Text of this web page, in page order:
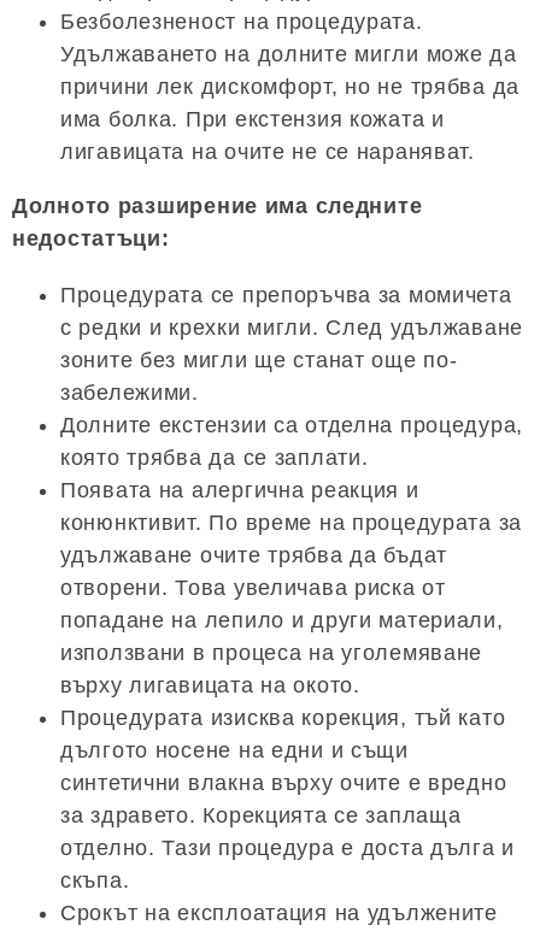
Безболезненост на процедурата.
Удължаването на долните мигли може да
причини лек дискомфорт, но не трябва да
има болка. При екстензия кожата и
лигавицата на очите не се нараняват.
Долното разширение има следните
недостатъци:
Процедурата се препоръчва за момичета
с редки и крехки мигли. След удължаване
зоните без мигли ще станат още по-
забележими.
Долните екстензии са отделна процедура,
която трябва да се заплати.
Появата на алергична реакция и
конюнктивит. По време на процедурата за
удължаване очите трябва да бъдат
отворени. Това увеличава риска от
попадане на лепило и други материали,
използвани в процеса на уголемяване
върху лигавицата на окото.
Процедурата изисква корекция, тъй като
дългото носене на едни и същи
синтетични влакна върху очите е вредно
за здравето. Корекцията се заплаща
отделно. Тази процедура е доста дълга и
скъпа.
Срокът на експлоатация на удължените